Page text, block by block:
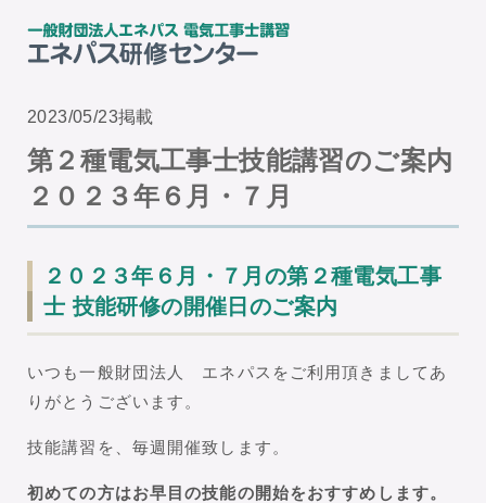
2023/05/23掲載
第２種電気工事士技能講習のご案内
２０２３年６月・７月
２０２３年６月・７月の第２種電気工事
士 技能研修の開催日のご案内
いつも一般財団法人 エネパスをご利用頂きましてあ
りがとうございます。
技能講習を、毎週開催致します。
初めての方はお早目の技能の開始をおすすめします。